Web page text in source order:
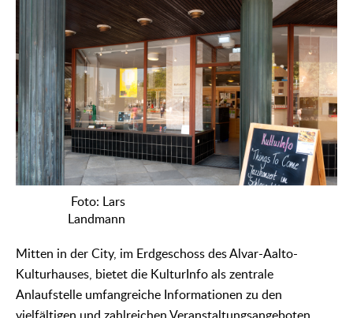
Foto: Lars
Landmann
Mitten in der City, im Erdgeschoss des Alvar-Aalto-
Kulturhauses, bietet die KulturInfo als zentrale
Anlaufstelle umfangreiche Informationen zu den